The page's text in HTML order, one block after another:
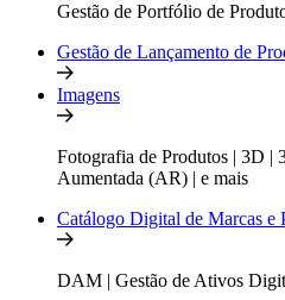
Gestão de Portfólio de
Gestão de Lançamento de
Imagens
Fotografia de Produtos | 3D |
Aumentada (AR) | e mais
Catálogo Digital de Marcas e
DAM | Gestão de Ativos